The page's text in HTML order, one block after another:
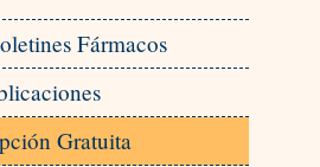
Fármacos
Gratuita